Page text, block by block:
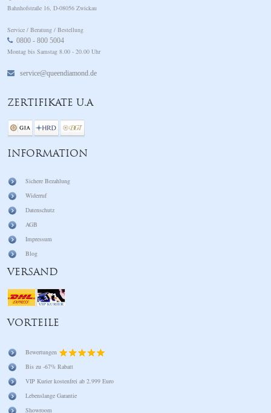
Bahnhofstraße 16, D-08056 Zwickau
Service / Beratung / Bestellung
0800 - 800 5004
Montag bis Samstag 8.00 - 20.00 Uhr
service@queendiamond.de
ZERTIFIKATE U.A
INFORMATION
Sichere Bezahlung
Widerruf
Datenschutz
AGB
Impressum
Blog
VERSAND
VORTEILE
Bewertungen
Bis zu -67% Rabatt
VIP Kurier kostenfrei ab 2.999 Euro
Lebenslange Garantie
Showroom